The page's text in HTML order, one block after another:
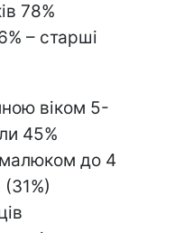
78%
– старші
віком 5-
45%
малюком до 4